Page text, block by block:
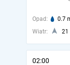
Opad: 0.7
Wiatr:
21
02:00